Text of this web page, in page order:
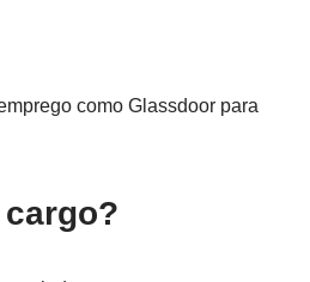
como Glassdoor para